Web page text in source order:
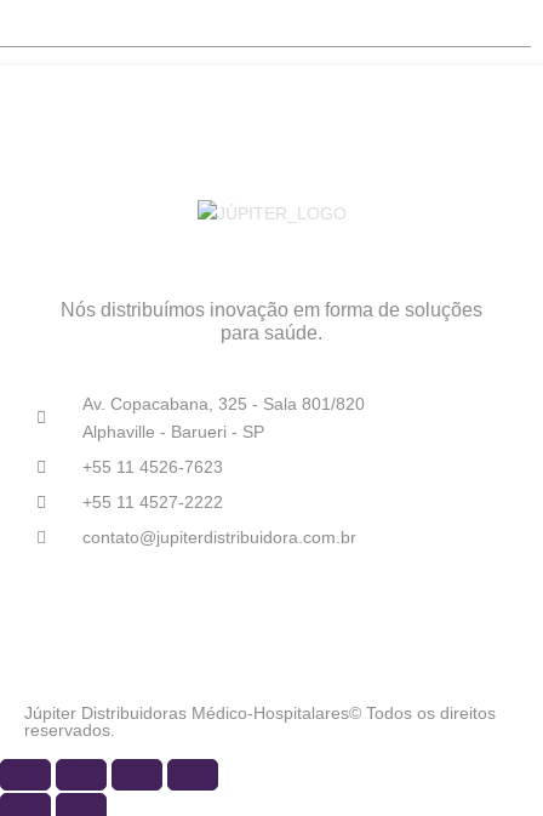
Nós distribuímos inovação em forma de soluções
para saúde.
Av. Copacabana, 325 - Sala 801/820
Alphaville - Barueri - SP
+55 11 4526-7623
+55 11 4527-2222
contato@jupiterdistribuidora.com.br
Júpiter Distribuidoras Médico-Hospitalares© Todos os direitos
reservados.